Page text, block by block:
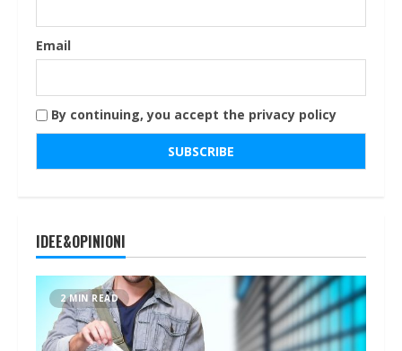
Email
By continuing, you accept the privacy policy
IDEE&OPINIONI
2 MIN READ